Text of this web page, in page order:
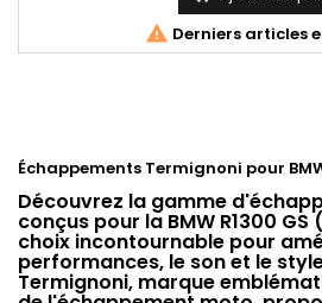
 Derniers articles
Échappements Termignoni pour
Découvrez la gamme
conçus pour la BMW R1300
choix incontournable pour
performances, le son et le
Termignoni, marque